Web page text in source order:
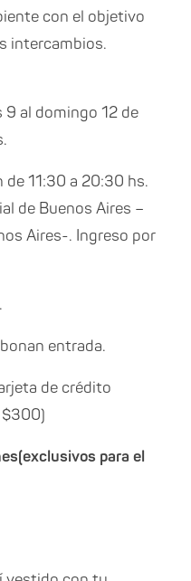
con el objetivo
intercambios.
9 al domingo 12 de
11:30 a 20:30 hs.
de Buenos Aires –
Aires-. Ingreso por
entrada.
de crédito
$300)
para el